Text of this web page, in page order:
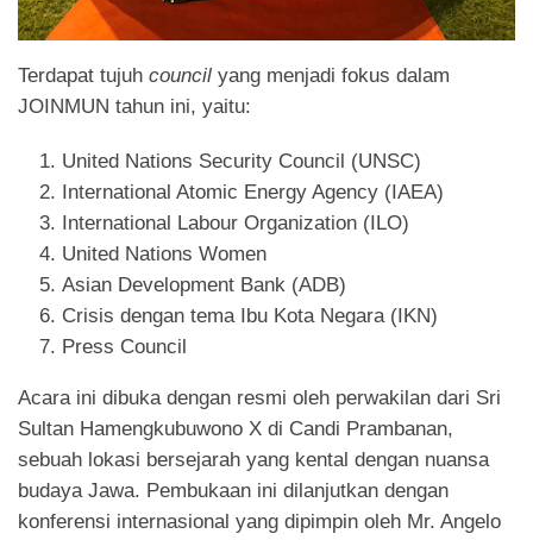
Terdapat tujuh council yang menjadi fokus dalam
JOINMUN tahun ini, yaitu:
United Nations Security Council (UNSC)
International Atomic Energy Agency (IAEA)
International Labour Organization (ILO)
United Nations Women
Asian Development Bank (ADB)
Crisis dengan tema Ibu Kota Negara (IKN)
Press Council
Acara ini dibuka dengan resmi oleh perwakilan dari Sri
Sultan Hamengkubuwono X di Candi Prambanan,
sebuah lokasi bersejarah yang kental dengan nuansa
budaya Jawa. Pembukaan ini dilanjutkan dengan
konferensi internasional yang dipimpin oleh Mr. Angelo